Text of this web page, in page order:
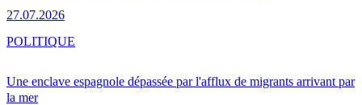
27.07.2026
Une enclave espagnole dépassée par l'afflux de migrants arrivant par
la mer
POLITIQUE